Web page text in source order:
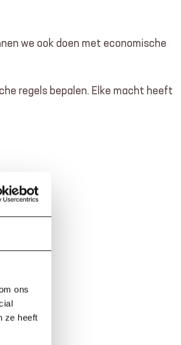
ons
ze heeft
we ook doen met economische
regels bepalen. Elke macht heeft